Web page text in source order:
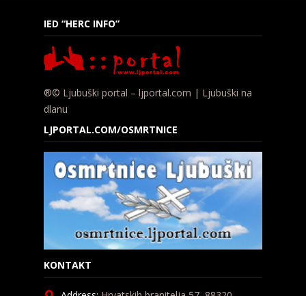
IED “HERC INFO”
®© Ljubuški portal – ljportal.com | Ljubuški na
dlanu
LJPORTAL.COM/OSMRTNICE
KONTAKT